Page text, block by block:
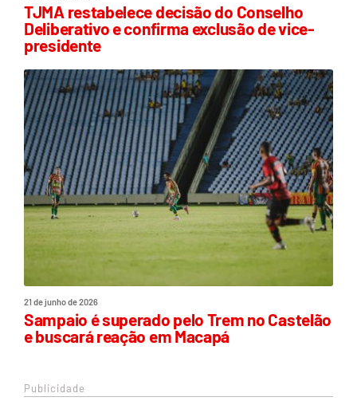
TJMA restabelece decisão do Conselho
Deliberativo e confirma exclusão de vice-
presidente
21 de junho de 2026
Sampaio é superado pelo Trem no Castelão
e buscará reação em Macapá
Publicidade